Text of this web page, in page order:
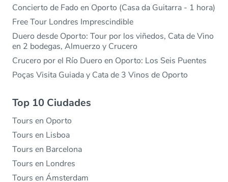
Concierto de Fado en Oporto (Casa da Guitarra - 1 hora)
Free Tour Londres Imprescindible
Duero desde Oporto: Tour por los viñedos, Cata de Vino
en 2 bodegas, Almuerzo y Crucero
Crucero por el Río Duero en Oporto: Los Seis Puentes
Poças Visita Guiada y Cata de 3 Vinos de Oporto
Top 10 Ciudades
Tours en Oporto
Tours en Lisboa
Tours en Barcelona
Tours en Londres
Tours en Ámsterdam